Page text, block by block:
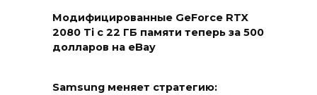
Модифицированные GeForce RTX
2080 Ti с 22 ГБ памяти теперь за 500
долларов на eBay
Samsung меняет стратегию: